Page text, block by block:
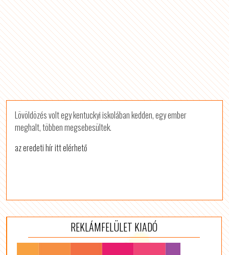
Lövöldözés volt egy kentuckyi iskolában kedden, egy ember
meghalt, többen megsebesültek.
az eredeti hír itt elérhető
REKLÁMFELÜLET KIADÓ